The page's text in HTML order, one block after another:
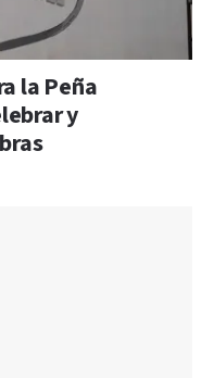
la Peña
y